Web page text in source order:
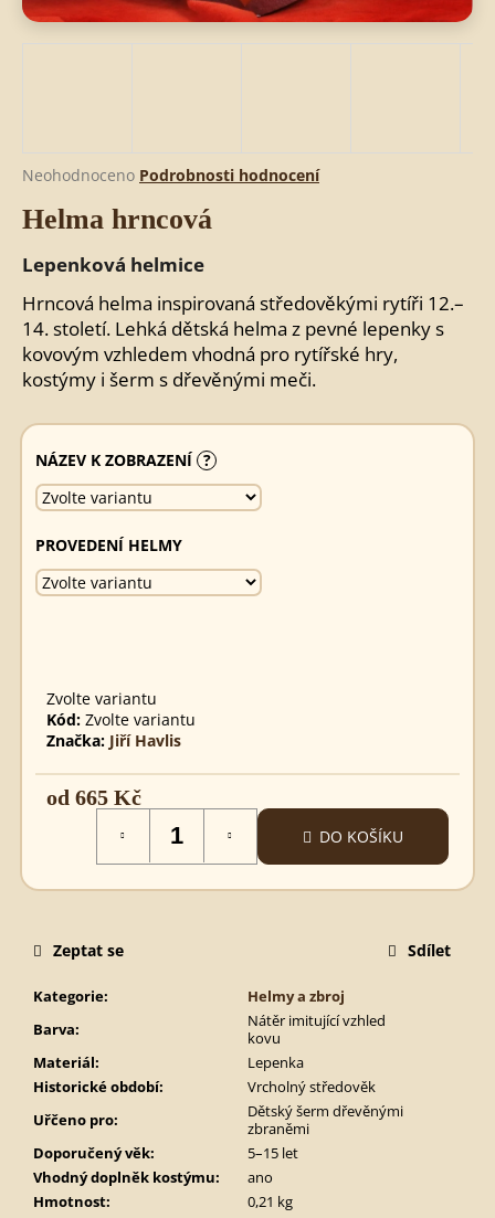
Průměrné
produktu
0,0
z
5
hvězdiček.
Neohodnoceno Podrobnosti hodnocení
Helma hrncová
Lepenková helmice
Hrncová helma inspirovaná středověkými rytíři 12.–
14. století. Lehká dětská helma z pevné lepenky s
kovovým vzhledem vhodná pro rytířské hry,
kostýmy i šerm s dřevěnými meči.
NÁZEV K ZOBRAZENÍ ?
PROVEDENÍ HELMY
Zvolte variantu
Kód: Zvolte variantu
Značka: Jiří Havlis
od 665 Kč
DO KOŠÍKU
Kategorie:
Helmy a zbroj
Barva:
Nátěr imitující vzhled
kovu
Materiál:
Lepenka
Historické období:
Vrcholný středověk
Uřčeno pro:
Dětský šerm dřevěnými
zbraněmi
Doporučený věk:
5–15 let
Vhodný doplněk kostýmu:
ano
Hmotnost: 0,21 kg
Zeptat se Sdílet
D
p
r
u
č
u
j
e
m
e
SPARTSKÝ
890
Kč